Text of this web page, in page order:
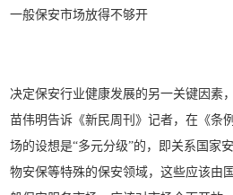
一般保安市场放得不够开
决定保安行业健康发展的另一关键因素
苗伟明告诉《新民周刊》记者，在《条
场的设想是“多元分级”的，即关系国家
物安保等特殊的保安领域，这些应该由